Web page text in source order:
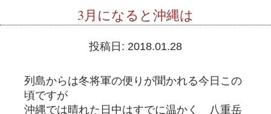
3月になると沖縄は
投稿日: 2018.01.28
列島からは冬将軍の便りが聞かれる今日この
頃ですが
沖縄では晴れた日中はすでに温かく 八重岳